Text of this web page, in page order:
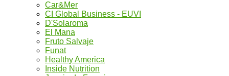
Car&Mer
CI Global Business - EUVI
D'Solaroma
El Mana
Fruto Salvaje
Funat
Healthy America
Inside Nutrition